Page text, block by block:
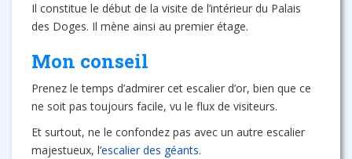
Il constitue le début de la visite de l’intérieur du Palais
des Doges. Il mène ainsi au premier étage.
Mon conseil
Prenez le temps d’admirer cet escalier d’or, bien que ce
ne soit pas toujours facile, vu le flux de visiteurs.
Et surtout, ne le confondez pas avec un autre escalier
majestueux, l’escalier des géants.